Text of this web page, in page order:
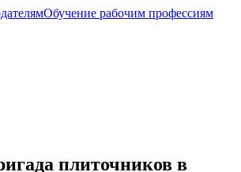
Обучение рабочим профессиям
плиточников в